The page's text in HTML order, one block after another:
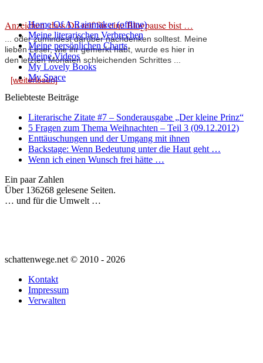
Anzeichen, dass Du reif für eine Blogpause bist …
... oder zumindest darüber nachdenken solltest. Meine
lieben Leser, wie ihr gemerkt habt, wurde es hier in
den letzten Monaten schleichenden Schrittes ...
[weiterlesen]
Home Of A Rainmaker (offline)
Meine literarischen Verbrechen
Meine persönlichen Charts
Meine Videos
My Lovely Books
My Space
Beliebteste Beiträge
Literarische Zitate #7 – Sonderausgabe „Der kleine Prinz“
5 Fragen zum Thema Weihnachten – Teil 3 (09.12.2012)
Enttäuschungen und der Umgang mit ihnen
Backstage: Wenn Bedeutung unter die Haut geht …
Wenn ich einen Wunsch frei hätte …
Ein paar Zahlen
Über 136268 gelesene Seiten.
… und für die Umwelt …
schattenwege.net © 2010 - 2026
Kontakt
Impressum
Verwalten